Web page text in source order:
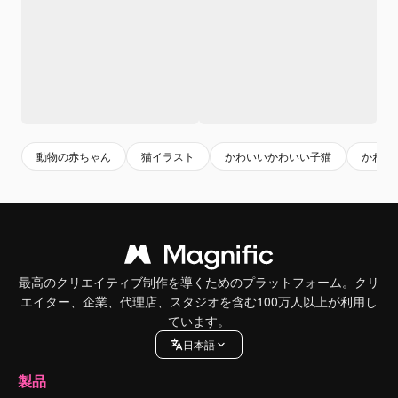
動物の赤ちゃん 猫イラスト かわいいかわいい子猫 かわい
最高のクリエイティブ制作を導くためのプラットフォーム。クリ
エイター、企業、代理店、スタジオを含む100万人以上が利用し
ています。
日本語
製品